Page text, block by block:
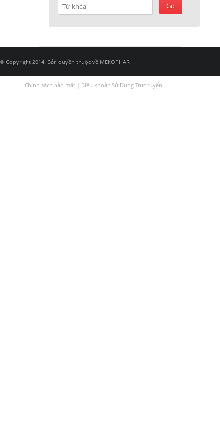
© Copyright 2014. Bản quyền thuộc về MEKOPHAR
Chính sách bảo mật | Điều khoản Sử Dụng Trực tuyến